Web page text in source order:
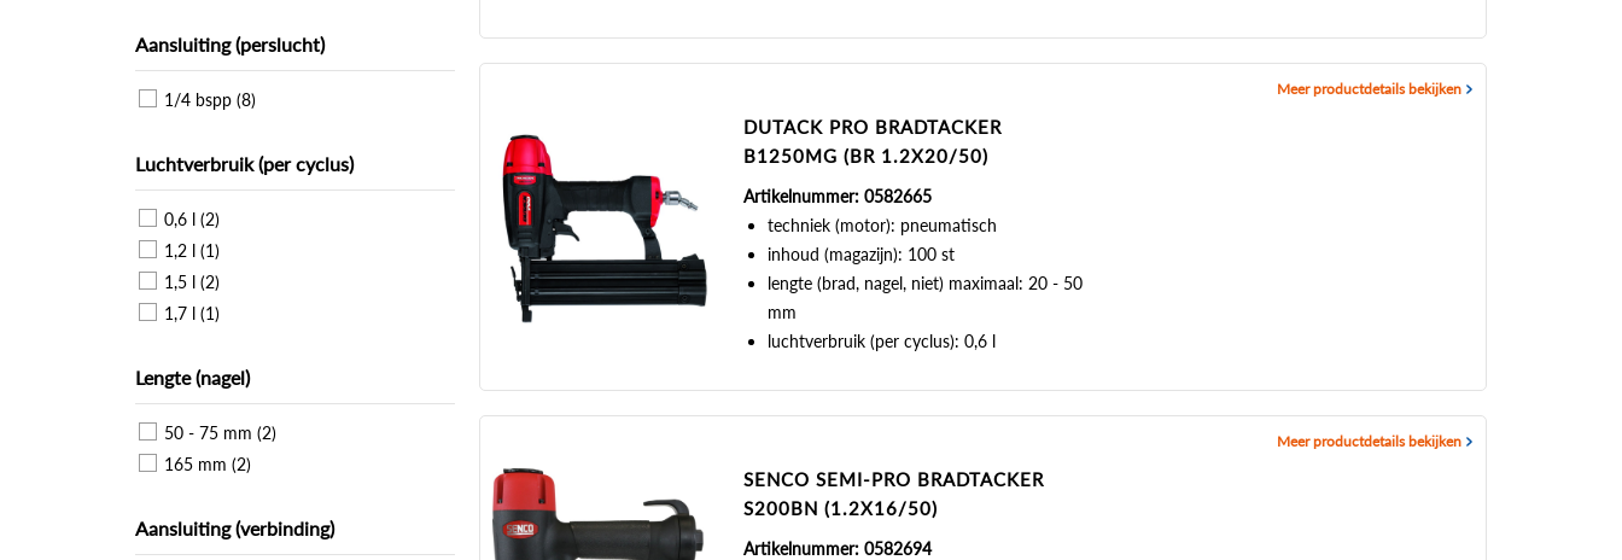
Aansluiting (perslucht)
1/4 bspp (8)
Luchtverbruik (per cyclus)
0,6 l (2)
1,2 l (1)
1,5 l (2)
1,7 l (1)
Lengte (nagel)
50 - 75 mm (2)
165 mm (2)
Aansluiting (verbinding)
DUTACK PRO BRADTACKER
B1250MG (BR 1.2X20/50)
Artikelnummer: 0582665
techniek (motor): pneumatisch
inhoud (magazijn): 100 st
lengte (brad, nagel, niet) maximaal: 20 - 50
mm
luchtverbruik (per cyclus): 0,6 l
Meer productdetails bekijken
SENCO SEMI-PRO BRADTACKER
S200BN (1.2X16/50)
Artikelnummer: 0582694
Meer productdetails bekijken